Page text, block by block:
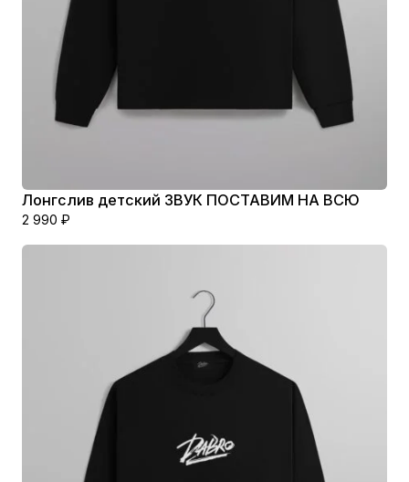
Лонгслив детский ЗВУК ПОСТАВИМ НА ВСЮ
2 990 ₽